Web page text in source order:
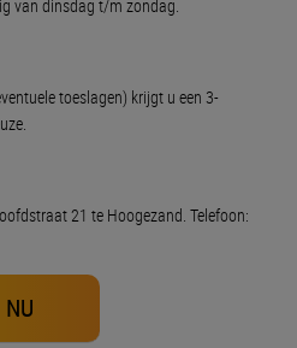
van dinsdag t/m zondag.
toeslagen) krijgt u een 3-
21 te Hoogezand. Telefoon:
NU